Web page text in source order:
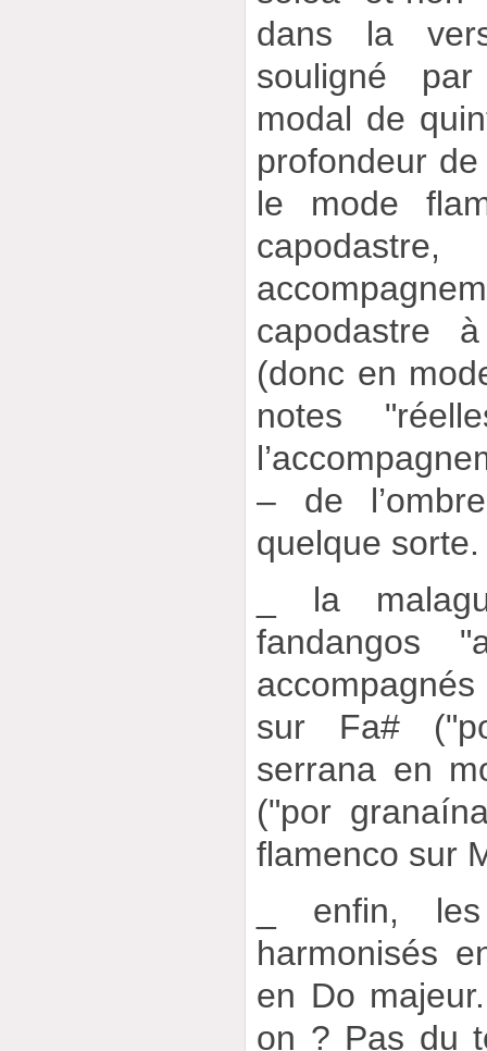
dans la
souligné
modal de
profondeur
le mode
capodastre
(donc en
notes
– de
quelque sorte.
_ la
fandangos
sur Fa#
serrana en
("por
flamenco sur
_ enfin,
harmonisés
en Do
on ? Pas du